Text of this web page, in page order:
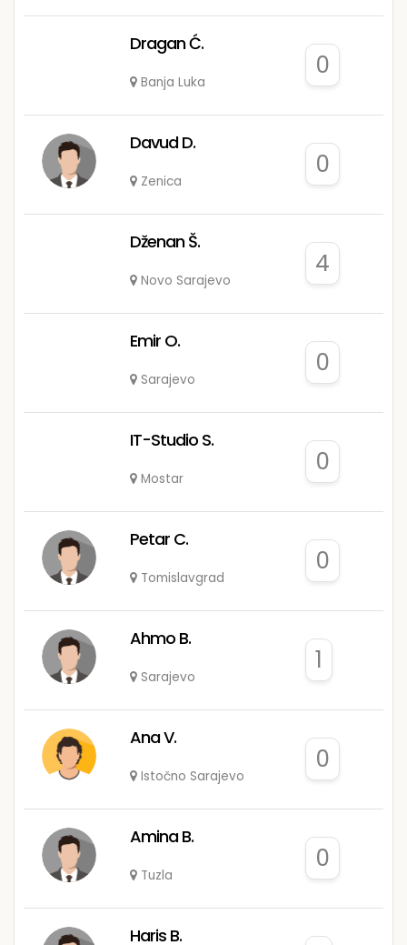
Dragan Ć.
Banja Luka
0
Davud D.
Zenica
0
Dženan Š.
Novo Sarajevo
4
Emir O.
Sarajevo
0
IT-Studio S.
Mostar
0
Petar C.
Tomislavgrad
0
Ahmo B.
Sarajevo
1
Ana V.
Istočno Sarajevo
0
Amina B.
Tuzla
0
Haris B.